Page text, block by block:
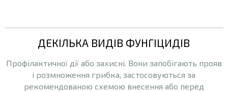
ДЕКІЛЬКА ВИДІВ ФУНГІЦИДІВ
Профілактичної дії або захисні. Вони запобігають прояв
і розмноження грибка, застосовуються за
рекомендованою схемою внесення або перед